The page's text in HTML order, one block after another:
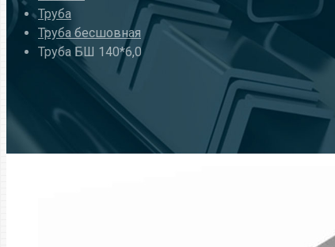
Труба
Труба бесшовная
Труба БШ 140*6,0